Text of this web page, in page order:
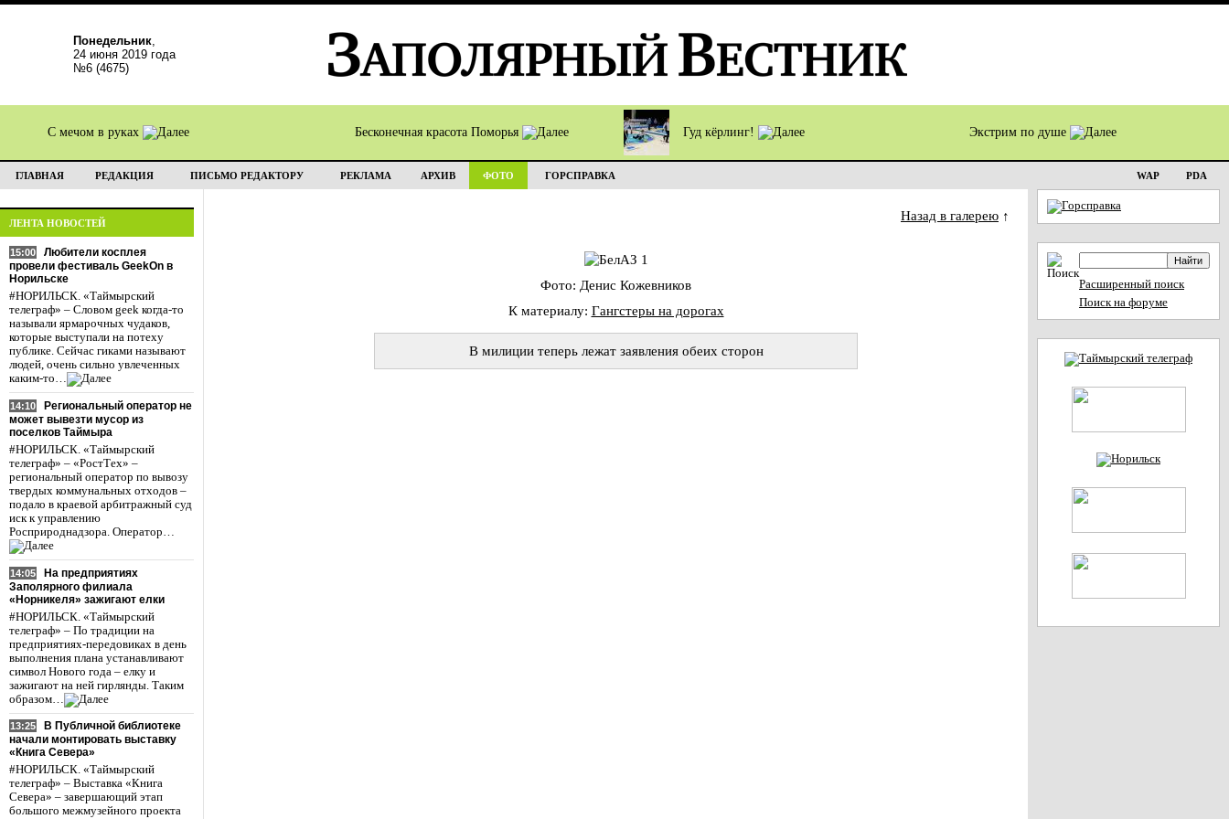
Понедельник,
24 июня 2019 года
№6 (4675)
С мечом в руках Бесконечная красота Поморья Гуд кёрлинг! Экстрим по душе
ГЛАВНАЯ РЕДАКЦИЯ ПИСЬМО РЕДАКТОРУ РЕКЛАМА АРХИВ ФОТО ГОРСПРАВКА WAP PDA
ЛЕНТА НОВОСТЕЙ
15:00
Любители косплея
провели фестиваль GeekOn в
Норильске
#НОРИЛЬСК. «Таймырский
телеграф» – Словом geek когда-то
называли ярмарочных чудаков,
которые выступали на потеху
публике. Сейчас гиками называют
людей, очень сильно увлеченных
каким-то…
14:10
Региональный оператор не
может вывезти мусор из
поселков Таймыра
#НОРИЛЬСК. «Таймырский
телеграф» – «РостТех» –
региональный оператор по вывозу
твердых коммунальных отходов –
подало в краевой арбитражный суд
иск к управлению
Росприроднадзора. Оператор…
14:05
На предприятиях
Заполярного филиала
«Норникеля» зажигают елки
#НОРИЛЬСК. «Таймырский
телеграф» – По традиции на
предприятиях-передовиках в день
выполнения плана устанавливают
символ Нового года – елку и
зажигают на ней гирлянды. Таким
образом…
13:25
В Публичной библиотеке
начали монтировать выставку
«Книга Севера»
#НОРИЛЬСК. «Таймырский
телеграф» – Выставка «Книга
Севера» – завершающий этап
большого межмузейного проекта
Назад в галерею ↑
Фото: Денис Кожевников
К материалу: Гангстеры на дорогах
В милиции теперь лежат заявления обеих сторон
Расширенный поиск
Поиск на форуме